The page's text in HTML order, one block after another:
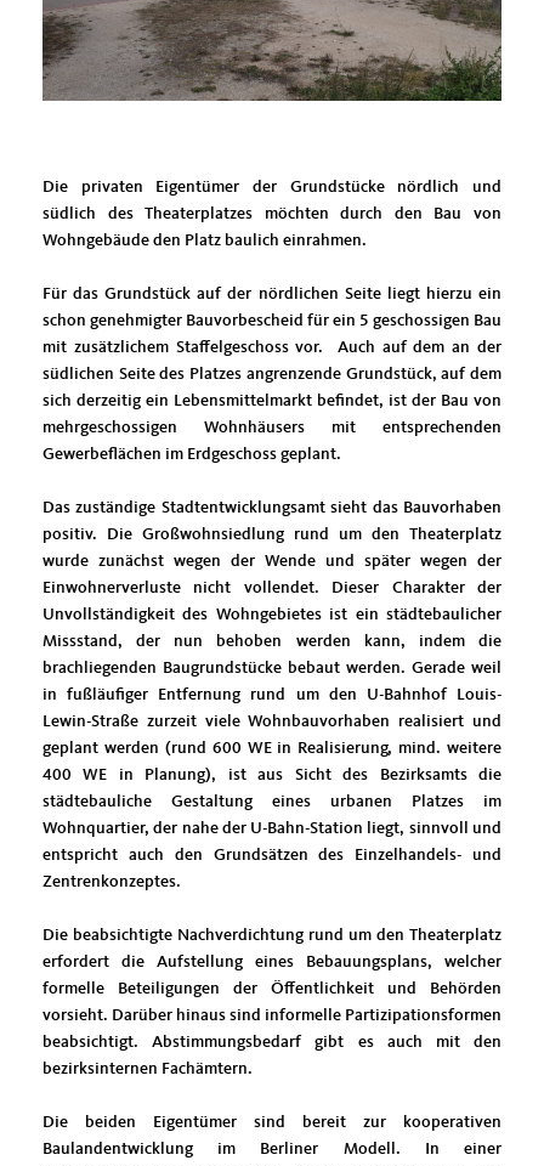
Die privaten Eigentümer der Grundstücke nördlich und
südlich des Theaterplatzes möchten durch den Bau von
Wohngebäude den Platz baulich einrahmen.
Für das Grundstück auf der nördlichen Seite liegt hierzu ein
schon genehmigter Bauvorbescheid für ein 5 geschossigen Bau
mit zusätzlichem Staffelgeschoss vor. Auch auf dem an der
südlichen Seite des Platzes angrenzende Grundstück, auf dem
sich derzeitig ein Lebensmittelmarkt befindet, ist der Bau von
mehrgeschossigen Wohnhäusers mit entsprechenden
Gewerbeflächen im Erdgeschoss geplant.
Das zuständige Stadtentwicklungsamt sieht das Bauvorhaben
positiv. Die Großwohnsiedlung rund um den Theaterplatz
wurde zunächst wegen der Wende und später wegen der
Einwohnerverluste nicht vollendet. Dieser Charakter der
Unvollständigkeit des Wohngebietes ist ein städtebaulicher
Missstand, der nun behoben werden kann, indem die
brachliegenden Baugrundstücke bebaut werden. Gerade weil
in fußläufiger Entfernung rund um den U-Bahnhof Louis-
Lewin-Straße zurzeit viele Wohnbauvorhaben realisiert und
geplant werden (rund 600 WE in Realisierung, mind. weitere
400 WE in Planung), ist aus Sicht des Bezirksamts die
städtebauliche Gestaltung eines urbanen Platzes im
Wohnquartier, der nahe der U-Bahn-Station liegt, sinnvoll und
entspricht auch den Grundsätzen des Einzelhandels- und
Zentrenkonzeptes.
Die beabsichtigte Nachverdichtung rund um den Theaterplatz
erfordert die Aufstellung eines Bebauungsplans, welcher
formelle Beteiligungen der Öffentlichkeit und Behörden
vorsieht. Darüber hinaus sind informelle Partizipationsformen
beabsichtigt. Abstimmungsbedarf gibt es auch mit den
bezirksinternen Fachämtern.
Die beiden Eigentümer sind bereit zur kooperativen
Baulandentwicklung im Berliner Modell. In einer